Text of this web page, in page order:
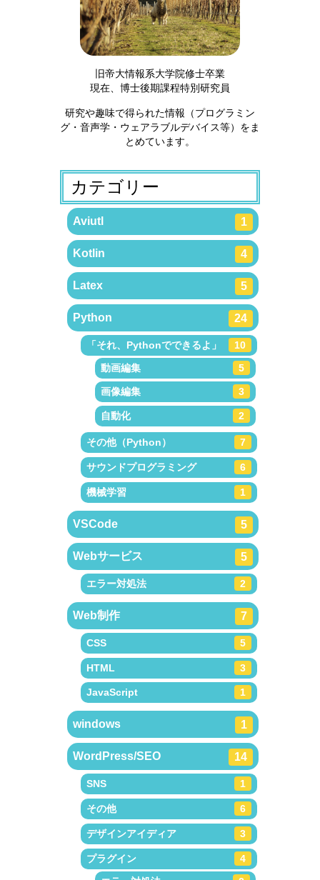
旧帝大情報系大学院修士卒業
現在、博士後期課程特別研究員
研究や趣味で得られた情報（プログラミン
グ・音声学・ウェアラブルデバイス等）をま
とめています。
カテゴリー
Aviutl 1
Kotlin 4
Latex 5
Python 24
「それ、Pythonでできるよ」
10
動画編集
5
画像編集 3
自動化 2
その他（Python） 7
サウンドプログラミング 6
機械学習 1
VSCode 5
Webサービス 5
エラー対処法 2
Web制作 7
CSS 5
HTML 3
JavaScript 1
windows 1
WordPress/SEO 14
SNS 1
その他 6
デザインアイディア 3
プラグイン
4